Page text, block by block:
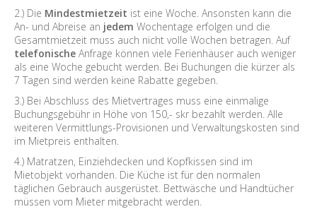
2.) Die Mindestmietzeit ist eine Woche. Ansonsten kann die
An- und Abreise an jedem Wochentage erfolgen und die
Gesamtmietzeit muss auch nicht volle Wochen betragen. Auf
telefonische Anfrage können viele Ferienhäuser auch weniger
als eine Woche gebucht werden. Bei Buchungen die kürzer als
7 Tagen sind werden keine Rabatte gegeben.
3.) Bei Abschluss des Mietvertrages muss eine einmalige
Buchungsgebühr in Höhe von 150,- skr bezahlt werden. Alle
weiteren Vermittlungs-Provisionen und Verwaltungskosten sind
im Mietpreis enthalten.
4.) Matratzen, Einziehdecken und Kopfkissen sind im
Mietobjekt vorhanden. Die Küche ist für den normalen
täglichen Gebrauch ausgerüstet. Bettwäsche und Handtücher
müssen vom Mieter mitgebracht werden.